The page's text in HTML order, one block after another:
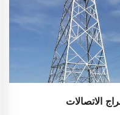
الاتصالات